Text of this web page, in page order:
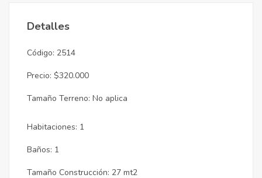
Detalles
Código: 2514
Precio: $320.000
Tamaño Terreno: No aplica
Habitaciones: 1
Baños: 1
Tamaño Construcción: 27 mt2